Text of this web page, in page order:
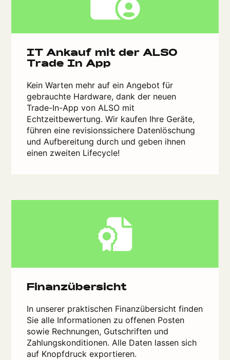
IT Ankauf mit der ALSO
Trade In App
Kein Warten mehr auf ein Angebot für
gebrauchte Hardware, dank der neuen
Trade-In-App von ALSO mit
Echtzeitbewertung. Wir kaufen Ihre Geräte,
führen eine revisionssichere Datenlöschung
und Aufbereitung durch und geben ihnen
einen zweiten Lifecycle!
Finanzübersicht
In unserer praktischen Finanzübersicht finden
Sie alle Informationen zu offenen Posten
sowie Rechnungen, Gutschriften und
Zahlungskonditionen. Alle Daten lassen sich
auf Knopfdruck exportieren.